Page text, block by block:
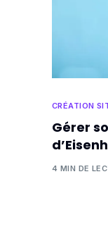
CRÉATION
Gérer
4 MIN DE